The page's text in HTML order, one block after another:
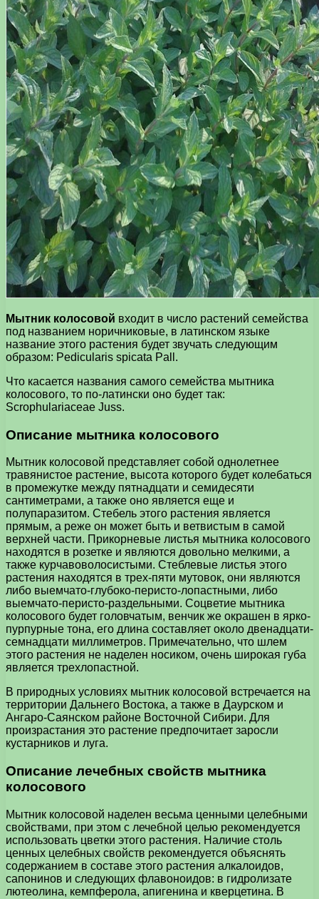
Мытник колосовой входит в число растений семейства
под названием норичниковые, в латинском языке
название этого растения будет звучать следующим
образом: Pedicularis spicata Pall.
Что касается названия самого семейства мытника
колосового, то по-латински оно будет так:
Scrophulariaceae Juss.
Описание мытника колосового
Мытник колосовой представляет собой однолетнее
травянистое растение, высота которого будет колебаться
в промежутке между пятнадцати и семидесяти
сантиметрами, а также оно является еще и
полупаразитом. Стебель этого растения является
прямым, а реже он может быть и ветвистым в самой
верхней части. Прикорневые листья мытника колосового
находятся в розетке и являются довольно мелкими, а
также курчавоволосистыми. Стеблевые листья этого
растения находятся в трех-пяти мутовок, они являются
либо выемчато-глубоко-перисто-лопастными, либо
выемчато-перисто-раздельными. Соцветие мытника
колосового будет головчатым, венчик же окрашен в ярко-
пурпурные тона, его длина составляет около двенадцати-
семнадцати миллиметров. Примечательно, что шлем
этого растения не наделен носиком, очень широкая губа
является трехлопастной.
В природных условиях мытник колосовой встречается на
территории Дальнего Востока, а также в Даурском и
Ангаро-Саянском районе Восточной Сибири. Для
произрастания это растение предпочитает заросли
кустарников и луга.
Описание лечебных свойств мытника
колосового
Мытник колосовой наделен весьма ценными целебными
свойствами, при этом с лечебной целью рекомендуется
использовать цветки этого растения. Наличие столь
ценных целебных свойств рекомендуется объяснять
содержанием в составе этого растения алкалоидов,
сапонинов и следующих флавоноидов: в гидролизате
лютеолина, кемпферола, апигенина и кверцетина. В